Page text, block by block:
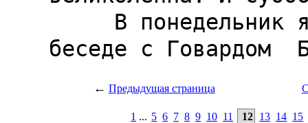
← Предыдущая страница
1 ... 5 6 7 8 9 10 11 12 13 14 15